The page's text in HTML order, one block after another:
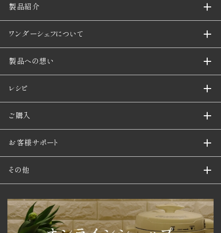
製品紹介
ワンダーシェフについて
製品への想い
レシピ
ご購入
お客様サポート
その他